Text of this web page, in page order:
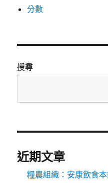
分數
搜尋
近期文章
糧農組織：安康飲食